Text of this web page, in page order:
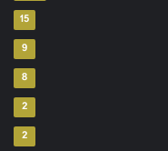
15
9
8
2
2